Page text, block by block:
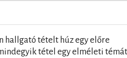
hallgató tételt húz egy előre
tétel egy elméleti témát